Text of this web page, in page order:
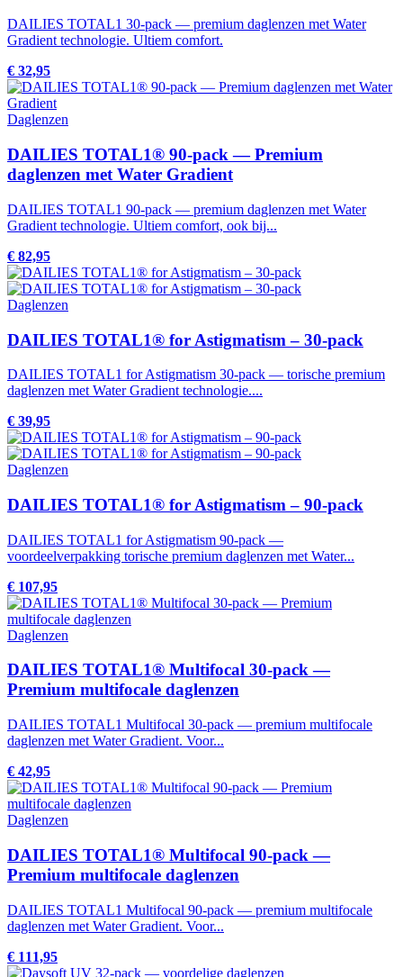
DAILIES TOTAL1 30-pack — premium daglenzen met Water
Gradient technologie. Ultiem comfort.
€ 32,95
Daglenzen
DAILIES TOTAL1® 90-pack — Premium
daglenzen met Water Gradient
DAILIES TOTAL1 90-pack — premium daglenzen met Water
Gradient technologie. Ultiem comfort, ook bij...
€ 82,95
Daglenzen
DAILIES TOTAL1® for Astigmatism – 30-pack
DAILIES TOTAL1 for Astigmatism 30-pack — torische premium
daglenzen met Water Gradient technologie....
€ 39,95
Daglenzen
DAILIES TOTAL1® for Astigmatism – 90-pack
DAILIES TOTAL1 for Astigmatism 90-pack —
voordeelverpakking torische premium daglenzen met Water...
€ 107,95
Daglenzen
DAILIES TOTAL1® Multifocal 30-pack —
Premium multifocale daglenzen
DAILIES TOTAL1 Multifocal 30-pack — premium multifocale
daglenzen met Water Gradient. Voor...
€ 42,95
Daglenzen
DAILIES TOTAL1® Multifocal 90-pack —
Premium multifocale daglenzen
DAILIES TOTAL1 Multifocal 90-pack — premium multifocale
daglenzen met Water Gradient. Voor...
€ 111,95